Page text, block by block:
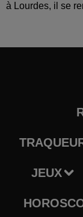
à Lourdes, il se
JEUX